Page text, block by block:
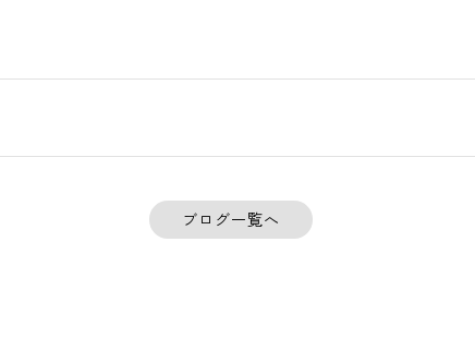
ブログ一覧へ